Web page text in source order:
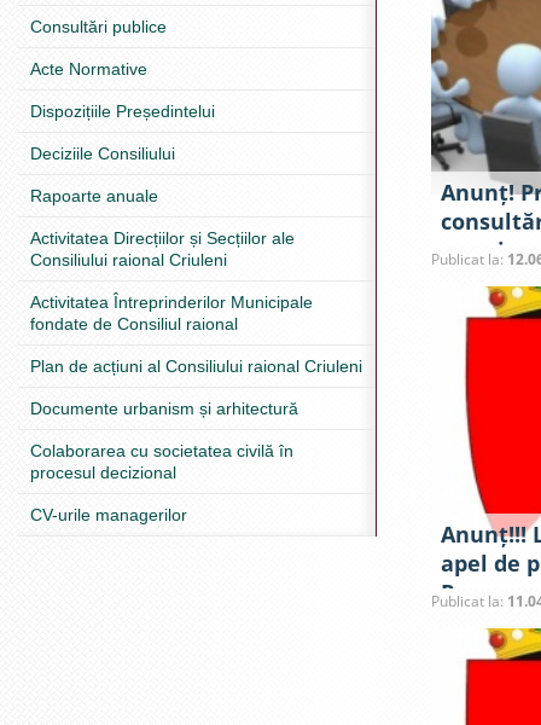
Consultări publice
Acte Normative
Dispozițiile Președintelui
Deciziile Consiliului
Rapoarte anuale
Activitatea Direcțiilor și Secțiilor ale
Consiliului raional Criuleni
Activitatea Întreprinderilor Municipale
fondate de Consiliul raional
Plan de acțiuni al Consiliului raional Criuleni
Documente urbanism și arhitectură
Colaborarea cu societatea civilă în
procesul decizional
CV-urile managerilor
Anunț!
decizie
raional
Publicat la:
Anunț!!!
apel de
Mării
Publicat la: